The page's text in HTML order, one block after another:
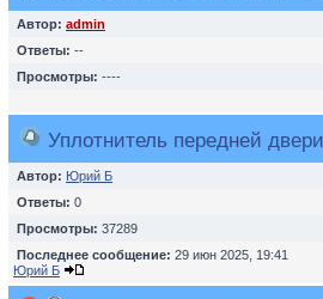
Автор: admin
Ответы: --
Просмотры: ----
Уплотнитель передней
Автор: Юрий Б
Ответы: 0
Просмотры: 37289
Последнее сообщение: 29 июн 2025, 19:41
Юрий Б